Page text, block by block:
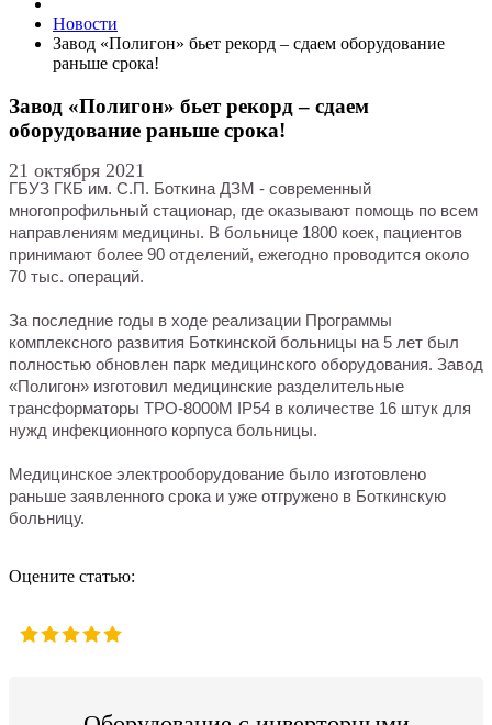
Новости
Завод «Полигон» бьет рекорд – сдаем оборудование
раньше срока!
Завод «Полигон» бьет рекорд – сдаем
оборудование раньше срока!
21 октября 2021
ГБУЗ ГКБ им. С.П. Боткина ДЗМ - современный
многопрофильный стационар, где оказывают помощь по всем
направлениям медицины. В больнице 1800 коек, пациентов
принимают более 90 отделений, ежегодно проводится около
70 тыс. операций.
За последние годы в ходе реализации Программы
комплексного развития Боткинской больницы на 5 лет был
полностью обновлен парк медицинского оборудования. Завод
«Полигон» изготовил медицинские разделительные
трансформаторы ТРО-8000М IP54 в количестве 16 штук для
нужд инфекционного корпуса больницы.
Медицинское электрооборудование было изготовлено
раньше заявленного срока и уже отгружено в Боткинскую
больницу.
Оцените статью: